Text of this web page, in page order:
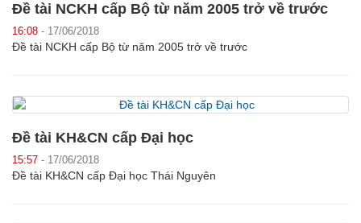
Đề tài NCKH cấp Bộ từ năm 2005 trở về trước
16:08 - 17/06/2018
Đề tài NCKH cấp Bộ từ năm 2005 trở về trước
Đề tài KH&CN cấp Đại học
15:57 - 17/06/2018
Đề tài KH&CN cấp Đại học Thái Nguyên